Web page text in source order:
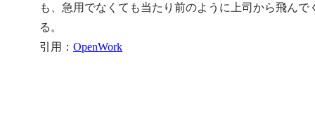
も、急用でなくても当たり前のように上司から飛んで
る。
引用： OpenWork